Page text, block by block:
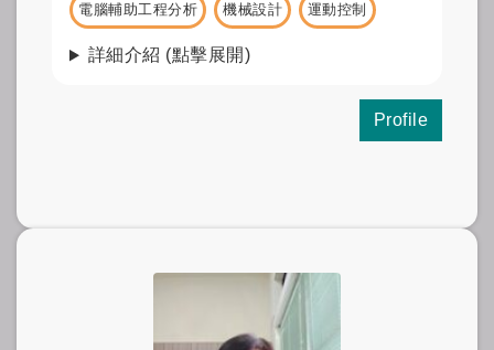
電腦輔助工程分析 機械設計 運動控制
詳細介紹 (點擊展開)
Profile